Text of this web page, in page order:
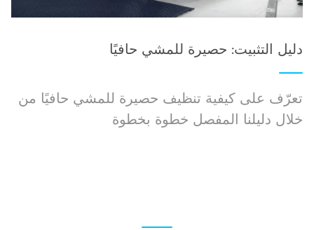
دليل التثبيت: حصيرة للمشي حافيًا
تعرّف على كيفية تنظيف حصيرة للمشي حافيًا من
خلال دليلنا المفصل خطوة بخطوة